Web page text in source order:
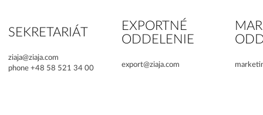
SEKRETARIÁT
ziaja@ziaja.com
phone +48 58 521 34 00
EXPORTNÉ
ODDELENIE
export@ziaja.com